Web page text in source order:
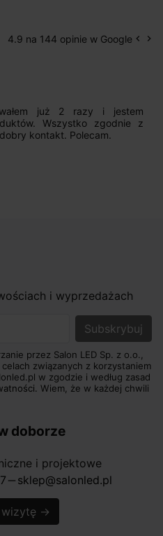
4.9 na 144 opinie w Google keyboard_arrow_left keyboard_arrow_right
już 2 razy i jestem
Wszystko zgodnie z
kontakt. Polecam.
i wyprzedażach
przez Salon LED Sp. z o.o.,
związanych z korzystaniem
w zgodzie i według zasad
Wiem, że w każdej chwili
doborze
i projektowe
horizontal_rule sklep@salonled.pl
→